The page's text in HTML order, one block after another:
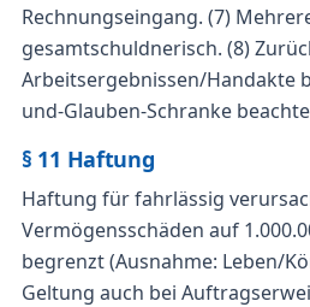
Rechnungseingang. (7)
gesamtschuldnerisch. (8)
Arbeitsergebnissen/Handakte
und-Glauben-Schranke
§ 11 Haftung
Haftung für fahrlässig
Vermögensschäden auf
begrenzt (Ausnahme: Leben/
Geltung auch bei